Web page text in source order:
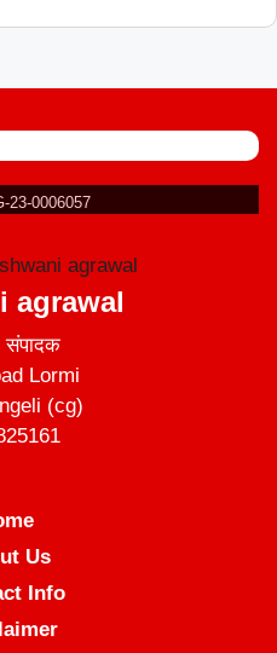
23-0006057
agrawal
संपादक
Lormi
(cg)
Us
Info